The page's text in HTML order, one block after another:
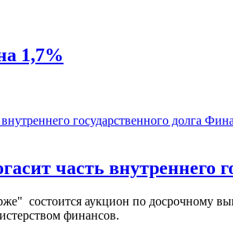
1,7%
часть внутреннего
состоится аукцион по досрочному
финансов.